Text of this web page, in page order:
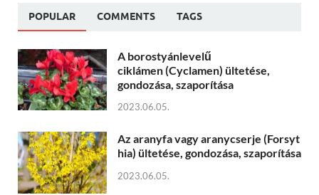
POPULAR COMMENTS TAGS
A borostyánlevelű
ciklámen (Cyclamen) ültetése,
gondozása, szaporítása
2023.06.05.
Az aranyfa vagy aranycserje (Forsyt
hia) ültetése, gondozása, szaporítása
2023.06.05.